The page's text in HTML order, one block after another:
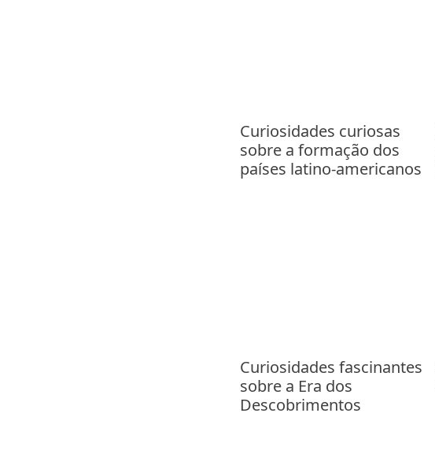
Curiosidades curiosas
sobre a formação dos
países latino-americanos
Curiosidades fascinantes
sobre a Era dos
Descobrimentos